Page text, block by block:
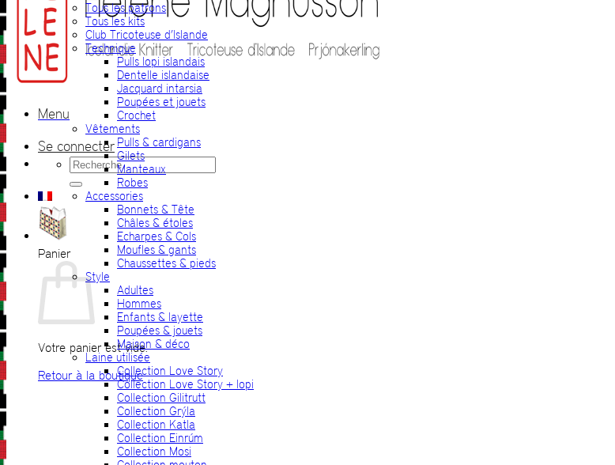
Menu
Se connecter
Recherche
pour :
Panier
Votre panier est vide.
Retour à la boutique
Tous les patrons
Tous les kits
Club Tricoteuse d’Islande
Technique
Pulls lopi islandais
Dentelle islandaise
Jacquard intarsia
Poupées et jouets
Crochet
Vêtements
Pulls & cardigans
Gilets
Manteaux
Robes
Accessories
Bonnets & Tête
Châles & étoles
Echarpes & Cols
Moufles & gants
Chaussettes & pieds
Style
Adultes
Hommes
Enfants & layette
Poupées & jouets
Maison & déco
Laine utilisée
Collection Love Story
Collection Love Story + lopi
Collection Gilitrutt
Collection Grýla
Collection Katla
Collection Einrúm
Collection Mosi